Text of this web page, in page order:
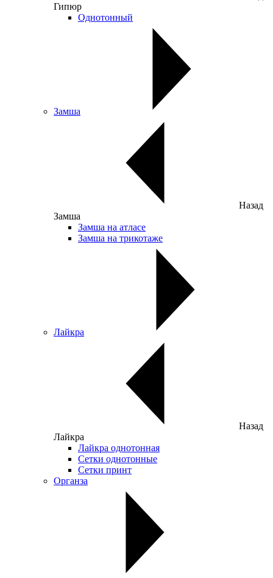
Гипюр
Однотонный
Замша
Назад
Замша
Замша на атласе
Замша на трикотаже
Лайкра
Назад
Лайкра
Лайкра однотонная
Сетки однотонные
Сетки принт
Органза